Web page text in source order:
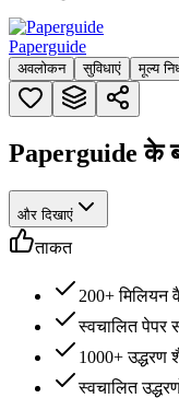
Paperguide
अवलोकन सुविधाएं मूल्य
Paperguide के
और दिखाएं
ताकत
200+ मिलियन
स्वचालित पेपर
1000+ उद्धरण
स्वचालित